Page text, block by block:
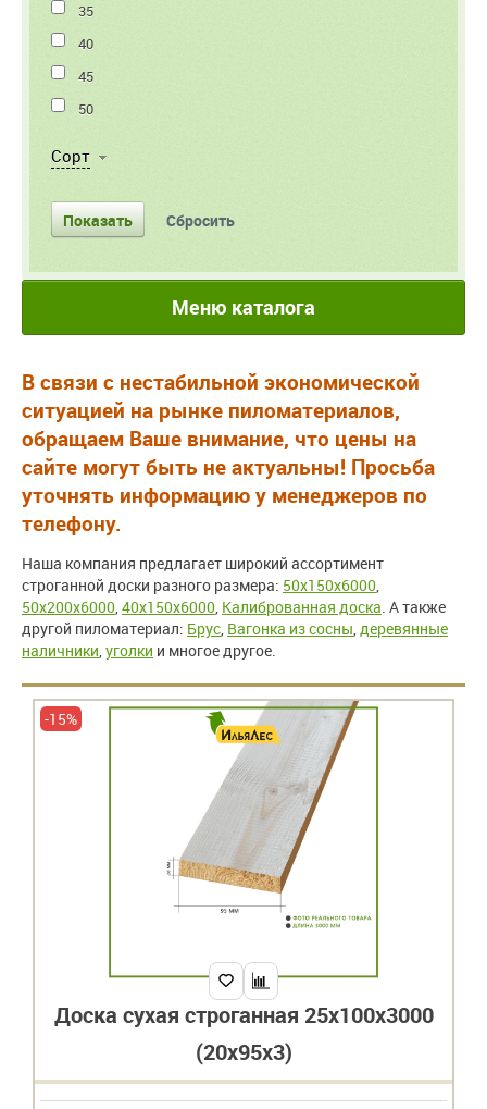
35
40
45
50
Cорт
Меню каталога
В связи с нестабильной экономической
ситуацией на рынке пиломатериалов,
обращаем Ваше внимание, что цены на
сайте могут быть не актуальны! Просьба
уточнять информацию у менеджеров по
телефону.
Наша компания предлагает широкий ассортимент
строганной доски разного размера: 50x150x6000,
50x200x6000,40x150x6000, Калиброванная доска. А также
другой пиломатериал: Брус, Вагонка из сосны,деревянные
наличники,уголки и многое другое.
-15%
Доска сухая строганная 25х100х3000
(20х95х3)